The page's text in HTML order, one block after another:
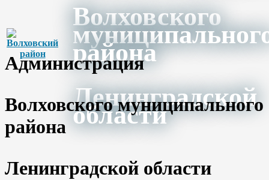
Волховского
района
Ленинградской
области
Администрация
Волховского муниципального
района
Ленинградской области